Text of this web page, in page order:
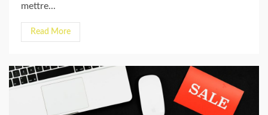
mettre...
Read More